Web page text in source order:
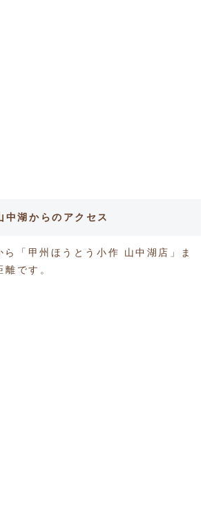
中湖からのアクセス
ら「甲州ほうとう小作 山中湖店」ま
です。